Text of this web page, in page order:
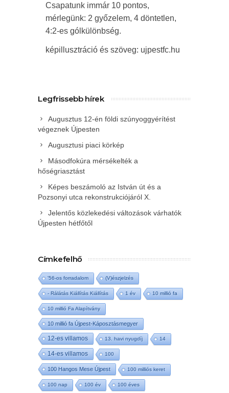
Csapatunk immár 10 pontos,
mérlegünk: 2 győzelem, 4 döntetlen,
4:2-es gólkülönbség.
képillusztráció és szöveg: ujpestfc.hu
Legfrissebb hírek
Augusztus 12-én földi szúnyoggyérítést
végeznek Újpesten
Augusztusi piaci körkép
Másodfokúra mérsékelték a
hőségriasztást
Képes beszámoló az István út és a
Pozsonyi utca rekonstrukciójáról X.
Jelentős közlekedési változások várhatók
Újpesten hétfőtől
Címkefelhő
'56-os forradalom (V)észjelzés
- Rálátás Kiállítás Kiállítás 1 év 10 millió fa
10 millió Fa Alapítvány
10 millió fa Újpest-Káposztásmegyer
12-es villamos 13. havi nyugdíj 14
14-es villamos 100
100 Hangos Mese Újpest 100 milliós keret
100 nap 100 év 100 éves